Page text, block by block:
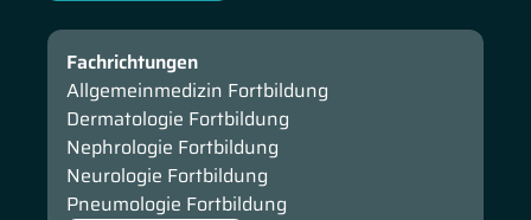
Fachrichtungen
Allgemeinmedizin Fortbildung
Dermatologie Fortbildung
Nephrologie Fortbildung
Neurologie Fortbildung
Pneumologie Fortbildung